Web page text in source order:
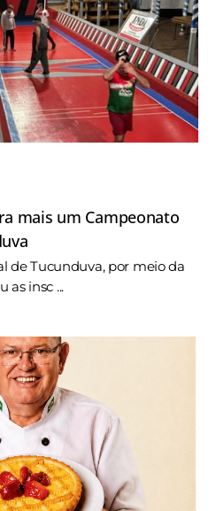
mais um Campeonato
de Tucunduva, por meio da
as insc ...